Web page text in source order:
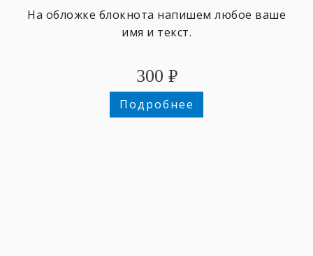
На обложке блокнота напишем любое ваше
имя и текст.
300 ₽
Подробнее